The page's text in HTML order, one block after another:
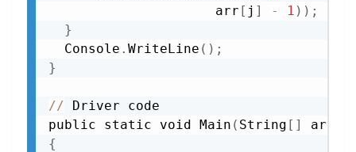
                     arr
[ j ] - 1 ) ) ;
}
  Console
. WriteLine ( ) ;
}
// Driver code
public static void Main ( String [ ] args
{